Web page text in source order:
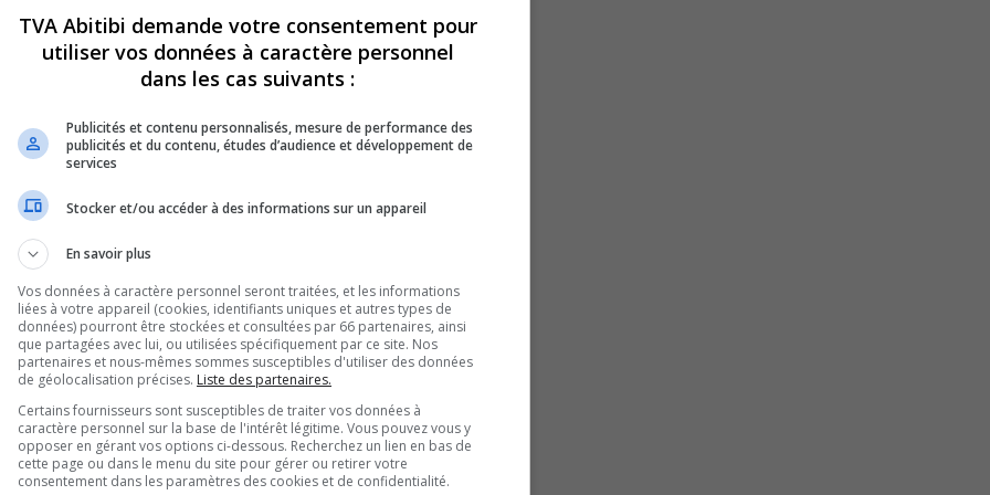
psychologues,
TVA Abitibi demande votre consentement pour
utiliser vos données à caractère personnel
dans les cas suivants :
Publicités et contenu personnalisés, mesure de performance des
publicités et du contenu, études d’audience et développement de
services
Stocker et/ou accéder à des informations sur un appareil
En savoir plus
Vos données à caractère personnel seront traitées, et les informations
liées à votre appareil (cookies, identifiants uniques et autres types de
données) pourront être stockées et consultées par 66 partenaires, ainsi
que partagées avec lui, ou utilisées spécifiquement par ce site. Nos
partenaires et nous-mêmes sommes susceptibles d'utiliser des données
de géolocalisation précises. Liste des partenaires.
Certains fournisseurs sont susceptibles de traiter vos données à
caractère personnel sur la base de l'intérêt légitime. Vous pouvez vous y
opposer en gérant vos options ci-dessous. Recherchez un lien en bas de
cette page ou dans le menu du site pour gérer ou retirer votre
consentement dans les paramètres des cookies et de confidentialité.